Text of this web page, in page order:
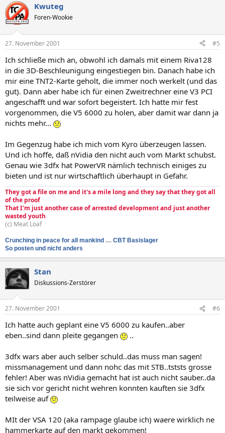
Kwuteg
Foren-Wookie
27. November 2001 #5
Ich schließe mich an, obwohl ich damals mit einem Riva128
in die 3D-Beschleunigung eingestiegen bin. Danach habe ich
mir eine TNT2-Karte geholt, die immer noch werkelt (und das
gut). Dann aber habe ich für einen Zweitrechner eine V3 PCI
angeschafft und war sofort begeistert. Ich hatte mir fest
vorgenommen, die V5 6000 zu holen, aber damit war dann ja
nichts mehr...
Im Gegenzug habe ich mich vom Kyro überzeugen lassen.
Und ich hoffe, daß nVidia den nicht auch vom Markt schubst.
Genau wie 3dfx hat PowerVR nämlich technisch einiges zu
bieten und ist nur wirtschaftlich überhaupt in Gefahr.
They got a file on me and it's a mile long and they say that they got all
of the proof
That I'm just another case of arrested development and just another
wasted youth
(c) Meat Loaf
Crunching in peace for all mankind .... CBT Basislager
So posten und nicht anders
Stan
Diskussions-Zerstörer
27. November 2001 #6
Ich hatte auch geplant eine V5 6000 zu kaufen..aber
eben..sind dann pleite gegangen
..
3dfx wars aber auch selber schuld..das muss man sagen!
missmanagement und dann nohc das mit STB..tststs grosse
fehler! Aber was nVidia gemacht hat ist auch nicht sauber..da
sie sich vor gericht nicht wehren konnten kauften sie 3dfx
teilweise auf
MIt der VSA 120 (aka rampage glaube ich) waere wirklich ne
hammerkarte auf den markt gekommen!